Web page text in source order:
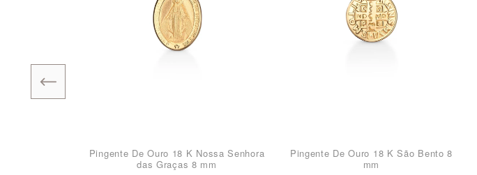
Pingente De Ouro 18 K Nossa Senhora
das Graças 8 mm
Pingente De Ouro 18 K São Bento 8
mm